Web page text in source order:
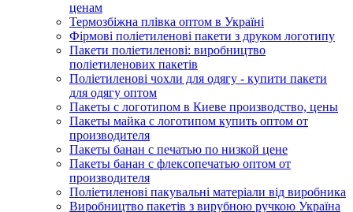
ценам
Термозбіжна плівка оптом в Україні
Фірмові поліетиленові пакети з друком логотипу
Пакети поліетиленові: виробництво
поліетиленових пакетів
Поліетиленові чохли для одягу - купити пакети
для одягу оптом
Пакеты с логотипом в Киеве производство, цены
Пакеты майка с логотипом купить оптом от
производителя
Пакеты банан с печатью по низкой цене
Пакеты банан с флексопечатью оптом от
производителя
Поліетиленові пакувальні матеріали від виробника
Виробництво пакетів з вирубною ручкою Україна